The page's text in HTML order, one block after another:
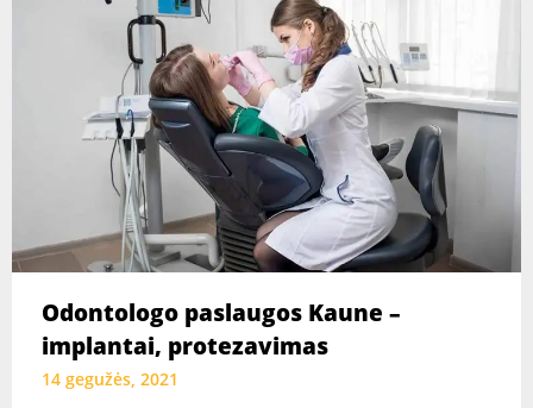
Odontologo paslaugos Kaune –
implantai, protezavimas
14 gegužės, 2021